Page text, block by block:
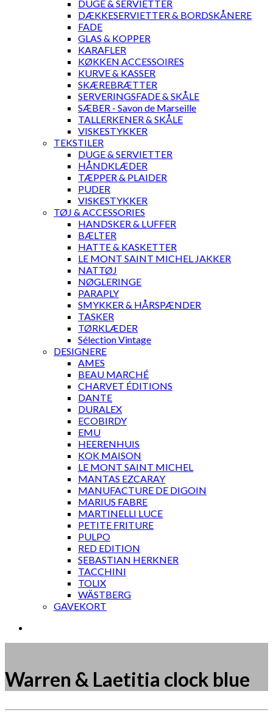
DUGE & SERVIETTER
DÆKKESERVIETTER & BORDSKÅNERE
FADE
GLAS & KOPPER
KARAFLER
KØKKEN ACCESSOIRES
KURVE & KASSER
SKÆREBRÆTTER
SERVERINGSFADE & SKÅLE
SÆBER - Savon de Marseille
TALLERKENER & SKÅLE
VISKESTYKKER
TEKSTILER
DUGE & SERVIETTER
HÅNDKLÆDER
TÆPPER & PLAIDER
PUDER
VISKESTYKKER
TØJ & ACCESSORIES
HANDSKER & LUFFER
BÆLTER
HATTE & KASKETTER
LE MONT SAINT MICHEL JAKKER
NATTØJ
NØGLERINGE
PARAPLY
SMYKKER & HÅRSPÆNDER
TASKER
TØRKLÆDER
Sélection Vintage
DESIGNERE
AMES
BEAU MARCHÉ
CHARVET ÉDITIONS
DANTE
DURALEX
ECOBIRDY
EMU
HEERENHUIS
KOK MAISON
LE MONT SAINT MICHEL
MANTAS EZCARAY
MANUFACTURE DE DIGOIN
MARIUS FABRE
MARTINELLI LUCE
PETITE FRITURE
PULPO
RED EDITION
SEBASTIAN HERKNER
TACCHINI
TOLIX
WÄSTBERG
GAVEKORT
Warren & Laetitia clock blue